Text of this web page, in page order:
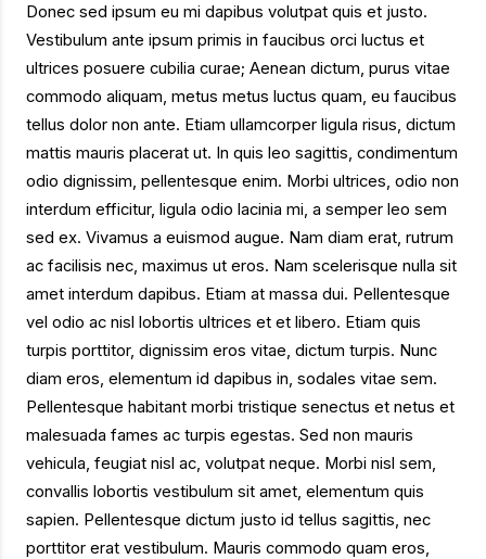
Donec sed ipsum eu mi dapibus volutpat quis et justo.
Vestibulum ante ipsum primis in faucibus orci luctus et
ultrices posuere cubilia curae; Aenean dictum, purus vitae
commodo aliquam, metus metus luctus quam, eu faucibus
tellus dolor non ante. Etiam ullamcorper ligula risus, dictum
mattis mauris placerat ut. In quis leo sagittis, condimentum
odio dignissim, pellentesque enim. Morbi ultrices, odio non
interdum efficitur, ligula odio lacinia mi, a semper leo sem
sed ex. Vivamus a euismod augue. Nam diam erat, rutrum
ac facilisis nec, maximus ut eros. Nam scelerisque nulla sit
amet interdum dapibus. Etiam at massa dui. Pellentesque
vel odio ac nisl lobortis ultrices et et libero. Etiam quis
turpis porttitor, dignissim eros vitae, dictum turpis. Nunc
diam eros, elementum id dapibus in, sodales vitae sem.
Pellentesque habitant morbi tristique senectus et netus et
malesuada fames ac turpis egestas. Sed non mauris
vehicula, feugiat nisl ac, volutpat neque. Morbi nisl sem,
convallis lobortis vestibulum sit amet, elementum quis
sapien. Pellentesque dictum justo id tellus sagittis, nec
porttitor erat vestibulum. Mauris commodo quam eros,